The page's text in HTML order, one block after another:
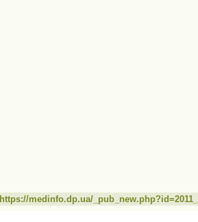
https://medinfo.dp.ua/